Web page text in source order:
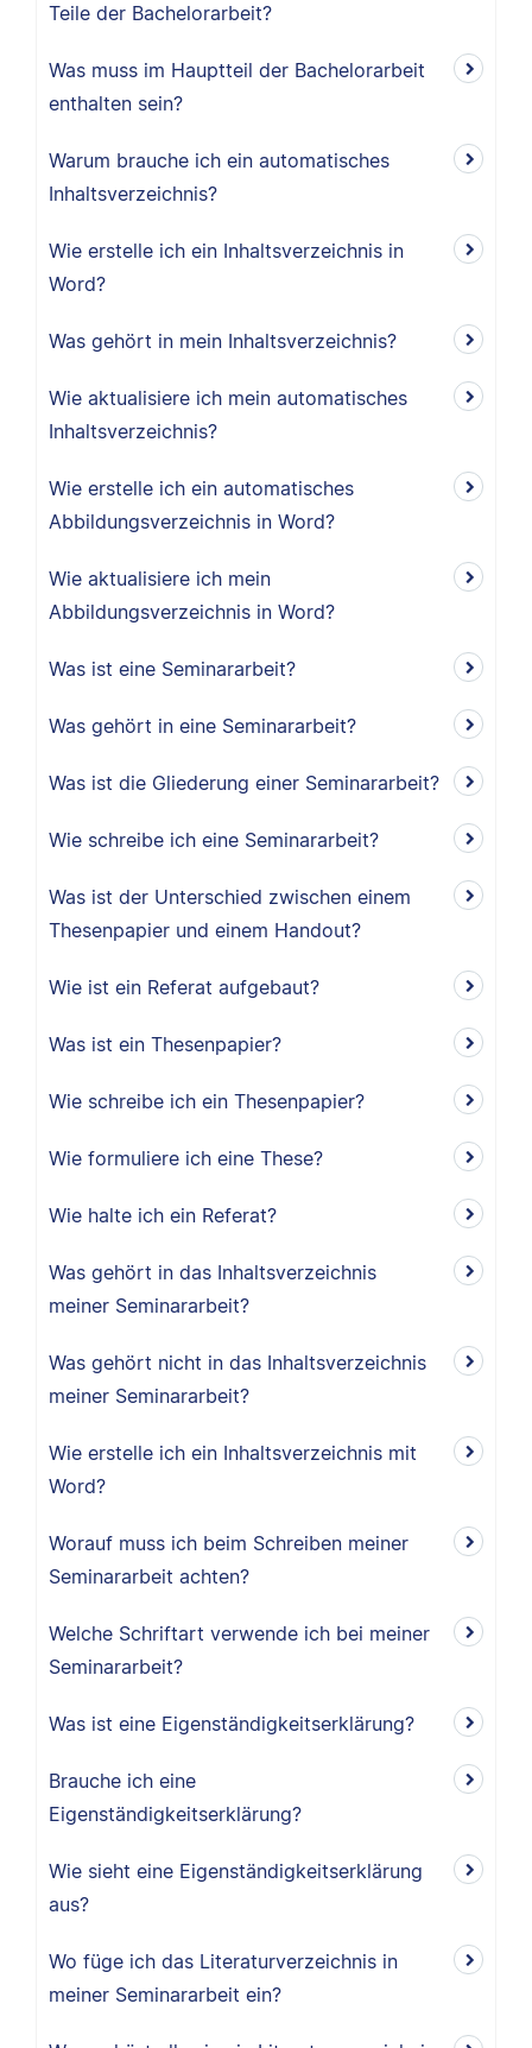
Teile der Bachelorarbeit?
Was muss im Hauptteil der Bachelorarbeit
enthalten sein?
Warum brauche ich ein automatisches
Inhaltsverzeichnis?
Wie erstelle ich ein Inhaltsverzeichnis in
Word?
Was gehört in mein Inhaltsverzeichnis?
Wie aktualisiere ich mein automatisches
Inhaltsverzeichnis?
Wie erstelle ich ein automatisches
Abbildungsverzeichnis in Word?
Wie aktualisiere ich mein
Abbildungsverzeichnis in Word?
Was ist eine Seminararbeit?
Was gehört in eine Seminararbeit?
Was ist die Gliederung einer Seminararbeit?
Wie schreibe ich eine Seminararbeit?
Was ist der Unterschied zwischen einem
Thesenpapier und einem Handout?
Wie ist ein Referat aufgebaut?
Was ist ein Thesenpapier?
Wie schreibe ich ein Thesenpapier?
Wie formuliere ich eine These?
Wie halte ich ein Referat?
Was gehört in das Inhaltsverzeichnis
meiner Seminararbeit?
Was gehört nicht in das Inhaltsverzeichnis
meiner Seminararbeit?
Wie erstelle ich ein Inhaltsverzeichnis mit
Word?
Worauf muss ich beim Schreiben meiner
Seminararbeit achten?
Welche Schriftart verwende ich bei meiner
Seminararbeit?
Was ist eine Eigenständigkeitserklärung?
Brauche ich eine
Eigenständigkeitserklärung?
Wie sieht eine Eigenständigkeitserklärung
aus?
Wo füge ich das Literaturverzeichnis in
meiner Seminararbeit ein?